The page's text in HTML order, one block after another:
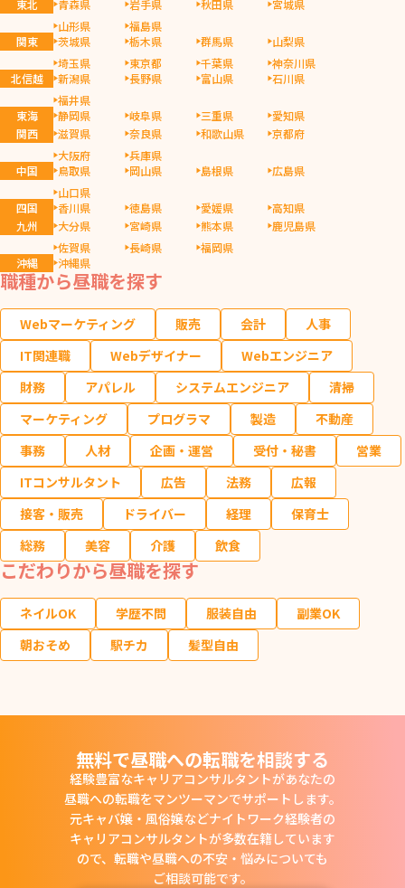
東北
青森県 岩手県 秋田県
宮城県
山形県
福島県
関東
茨城県 栃木県 群馬県
山梨県
埼玉県
東京都 千葉県
神奈川県
北信越
新潟県 長野県 富山県
石川県
福井県
東海
静岡県 岐阜県 三重県
愛知県
関西
滋賀県 奈良県 和歌山県
京都府
大阪府
兵庫県
中国
鳥取県 岡山県 島根県
広島県
山口県
四国
香川県 徳島県 愛媛県
高知県
九州
大分県 宮崎県 熊本県
鹿児島県
佐賀県
長崎県
福岡県
沖縄
沖縄県
職種から昼職を探す
Webマーケティング 販売 会計
人事
IT関連職
Webデザイナー
Webエンジニア
財務
アパレル システムエンジニア
清掃
マーケティング
プログラマ 製造
不動産
事務
人材 企画・運営 受付・秘書
営業
ITコンサルタント
広告 法務
広報
接客・販売
ドライバー 経理
保育士
総務
美容 介護 飲食
こだわりから昼職を探す
ネイルOK 学歴不問 服装自由
副業OK
朝おそめ
駅チカ 髪型自由
無料で昼職への転職を相談する
経験豊富なキャリアコンサルタントがあなたの
昼職への転職をマンツーマンでサポートします。
元キャバ嬢・風俗嬢などナイトワーク経験者の
キャリアコンサルタントが多数在籍しています
ので、 転職や昼職への不安・悩みについても
ご相談可能です。